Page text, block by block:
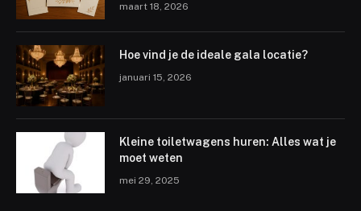
maart 18, 2026
Hoe vind je de ideale gala locatie?
januari 15, 2026
Kleine toiletwagens huren: Alles wat je
moet weten
mei 29, 2025